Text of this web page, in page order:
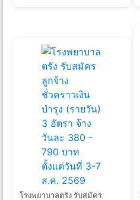
โรงพยาบาลตรัง รับสมัคร